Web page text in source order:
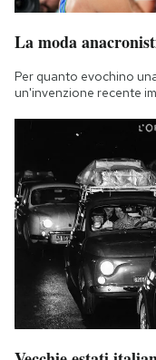
La moda
Per quanto evochino
un'invenzione recente